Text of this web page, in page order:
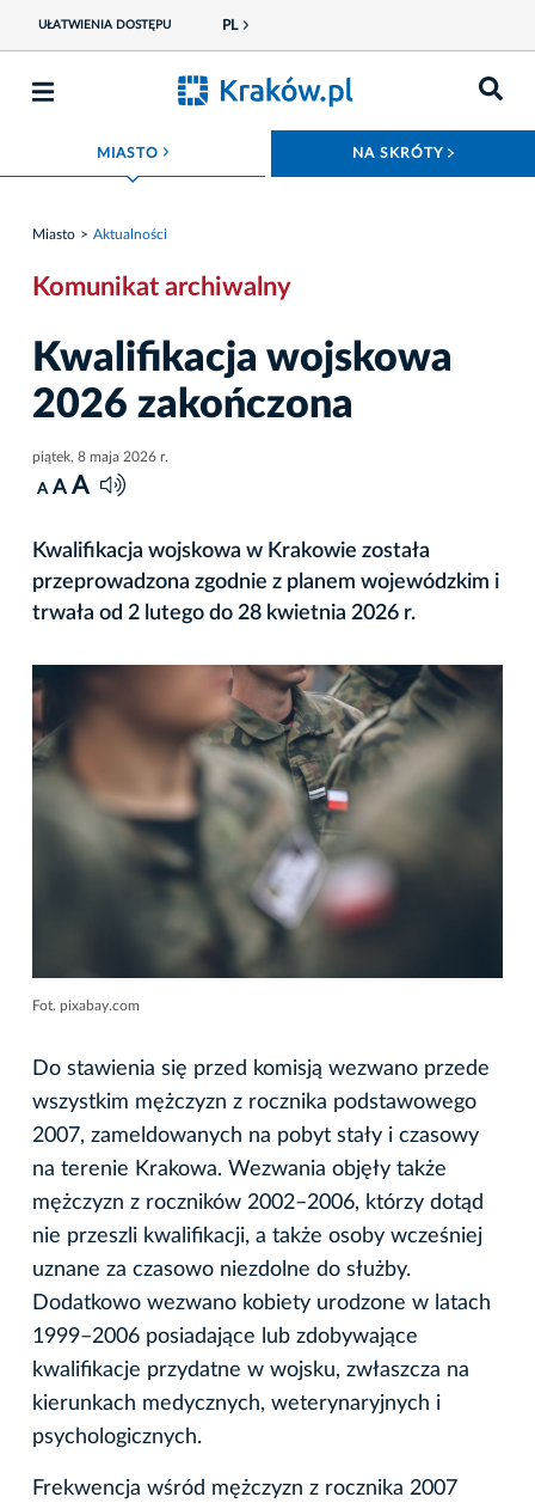
UŁATWIENIA DOSTĘPU PL
MIASTO ROZWIŃ MENU NA SKRÓTY
Miasto Aktualności
Komunikat archiwalny
Kwalifikacja wojskowa
2026 zakończona
piątek, 8 maja 2026 r.
A A A
Kwalifikacja wojskowa w Krakowie została
przeprowadzona zgodnie z planem wojewódzkim i
trwała od 2 lutego do 28 kwietnia 2026 r.
Fot. pixabay.com
Do stawienia się przed komisją wezwano przede
wszystkim mężczyzn z rocznika podstawowego
2007, zameldowanych na pobyt stały i czasowy
na terenie Krakowa. Wezwania objęły także
mężczyzn z roczników 2002–2006, którzy dotąd
nie przeszli kwalifikacji, a także osoby wcześniej
uznane za czasowo niezdolne do służby.
Dodatkowo wezwano kobiety urodzone w latach
1999–2006 posiadające lub zdobywające
kwalifikacje przydatne w wojsku, zwłaszcza na
kierunkach medycznych, weterynaryjnych i
psychologicznych.
Frekwencja wśród mężczyzn z rocznika 2007